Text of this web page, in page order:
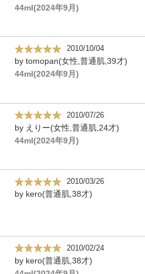
44ml(2024年9月)
2010/10/04
by tomopan(女性,普通肌,39才)
44ml(2024年9月)
2010/07/26
by えりー(女性,普通肌,24才)
44ml(2024年9月)
2010/03/26
by kero(普通肌,38才)
2010/02/24
by kero(普通肌,38才)